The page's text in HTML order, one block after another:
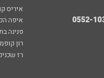
איריס
איפה
פנינה
רון
רז